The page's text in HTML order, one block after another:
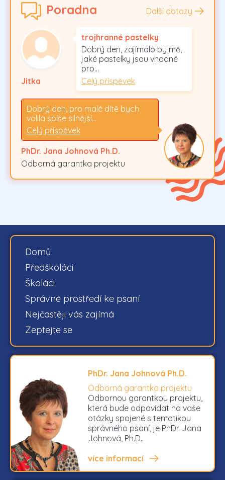
Poradna Další dotazy
Jitka
trojhranné pastelky
Dobrý den, zajímalo by mě,
jaké pastelky jsou vhodné
pro…
Celý příspěvek
Dobrý den, pro malé dítě bych
volila spíše silnější…
Celý příspěvek
PhDr. Jana Johnová Ph.D.
Odborná garantka projektu
Domů
Předškoláci
Školáci
Správné prostředí ke psaní
Nejčastěji vás zajímá
Zeptejte se
PhDr. Jana Johnová Ph.D.
Odborná garantka projektu
Odbornou garantkou projektu,
která bude odpovídat na vaše
otázky spojené s tematikou
správného psaní, je PhDr. Jana
Johnová, Ph.D..
více informací